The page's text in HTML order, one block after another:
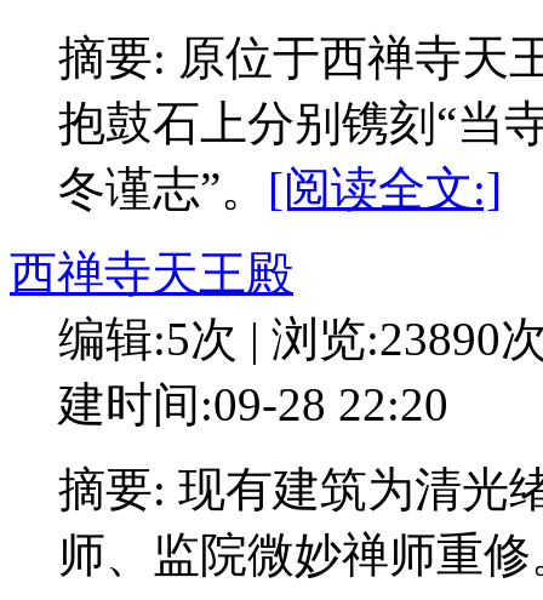
摘要: 原位于西禅寺天
抱鼓石上分别镌刻“当
冬谨志”。 [阅读全文:]
西禅寺天王殿
编辑:5次 | 浏览:23890
建时间:09-28 22:20
摘要: 现有建筑为清光
师、监院微妙禅师重修